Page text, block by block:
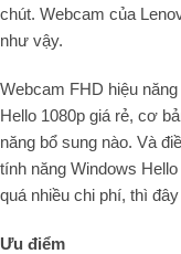
chút. Webcam của
như vậy.
Webcam FHD hiệu
Hello 1080p giá rẻ, cơ
năng bổ sung nào. Và
tính năng Windows
quá nhiều chi phí, thì
Ưu điểm